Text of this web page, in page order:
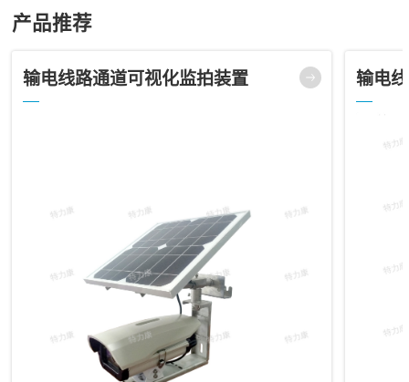
产品推荐
输电线路通道可视化监拍装置 输电